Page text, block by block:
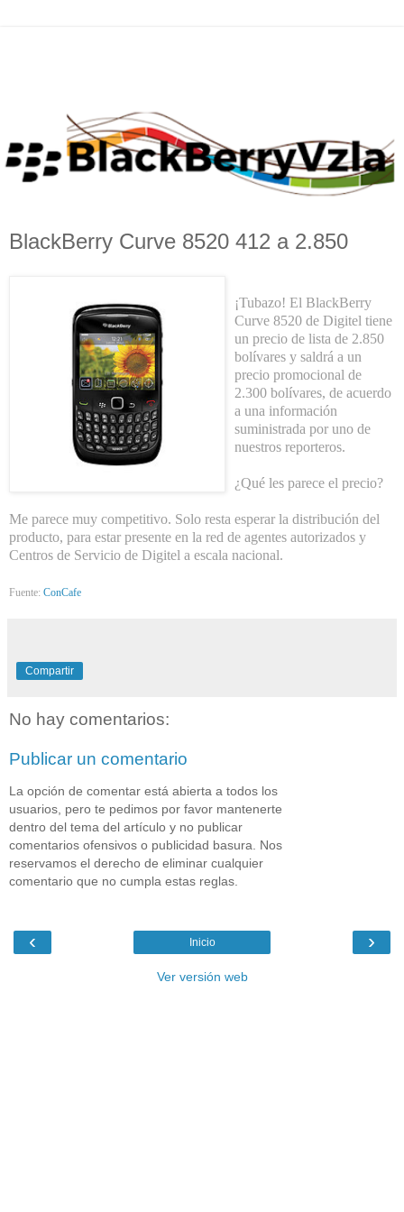
BlackBerry Curve 8520 412 a 2.850
¡Tubazo! El BlackBerry
Curve 8520 de Digitel tiene
un precio de lista de 2.850
bolívares y saldrá a un
precio promocional de
2.300 bolívares, de acuerdo
a una información
suministrada por uno de
nuestros reporteros.
¿Qué les parece el precio?
Me parece muy competitivo. Solo resta esperar la distribución del
producto, para estar presente en la red de agentes autorizados y
Centros de Servicio de Digitel a escala nacional.
Fuente: ConCafe
Compartir
No hay comentarios:
Publicar un comentario
La opción de comentar está abierta a todos los
usuarios, pero te pedimos por favor mantenerte
dentro del tema del artículo y no publicar
comentarios ofensivos o publicidad basura. Nos
reservamos el derecho de eliminar cualquier
comentario que no cumpla estas reglas.
‹ ›
Inicio
Ver versión web